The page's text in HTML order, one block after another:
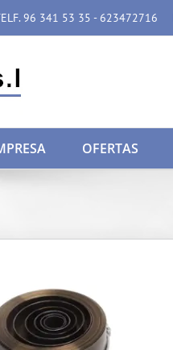
96 341 53 35 - 623472716
OFERTAS